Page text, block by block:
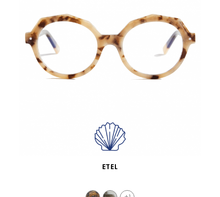
VISTA RÁPIDA
ETEL